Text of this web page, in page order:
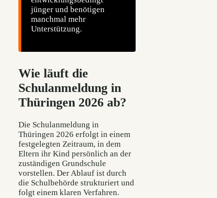
jünger und benötigen
manchmal mehr
Unterstützung.
Wie läuft die
Schulanmeldung in
Thüringen 2026 ab?
Die Schulanmeldung in
Thüringen 2026 erfolgt in einem
festgelegten Zeitraum, in dem
Eltern ihr Kind persönlich an der
zuständigen Grundschule
vorstellen. Der Ablauf ist durch
die Schulbehörde strukturiert und
folgt einem klaren Verfahren.